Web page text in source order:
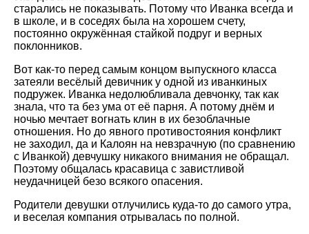
старались не показывать. Потому что Иванка всегда и
в школе, и в соседях была на хорошем счету,
постоянно окружённая стайкой подруг и верных
поклонников.
Вот как-то перед самым концом выпускного класса
затеяли весёлый девичник у одной из иванкиных
подружек. Иванка недолюбливала девчонку, так как
знала, что та без ума от её парня. А потому днём и
ночью мечтает вогнать клин в их безоблачные
отношения. Но до явного противостояния конфликт
не заходил, да и Калоян на невзрачную (по сравнению
с Иванкой) девчушку никакого внимания не обращал.
Поэтому общалась красавица с завистливой
неудачницей безо всякого опасения.
Родители девушки отлучились куда-то до самого утра,
и веселая компания отрывалась по полной.